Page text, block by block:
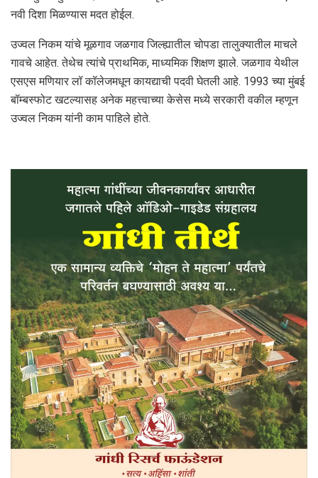
नवी दिशा मिळण्यास मदत होईल.
उज्वल निकम यांचे मूळगाव जळगाव जिल्ह्यातील चोपडा तालुक्यातील माचले
गावचे आहेत. तेथेच त्यांचे प्राथमिक, माध्यमिक शिक्षण झाले. जळगाव येथील
एसएस मणियार लॉ कॉलेजमधून कायद्याची पदवी घेतली आहे. 1993 च्या मुंबई
बॉम्बस्फोट खटल्यासह अनेक महत्त्वाच्या केसेस मध्ये सरकारी वकील म्हणून
उज्वल निकम यांनी काम पाहिले होते.